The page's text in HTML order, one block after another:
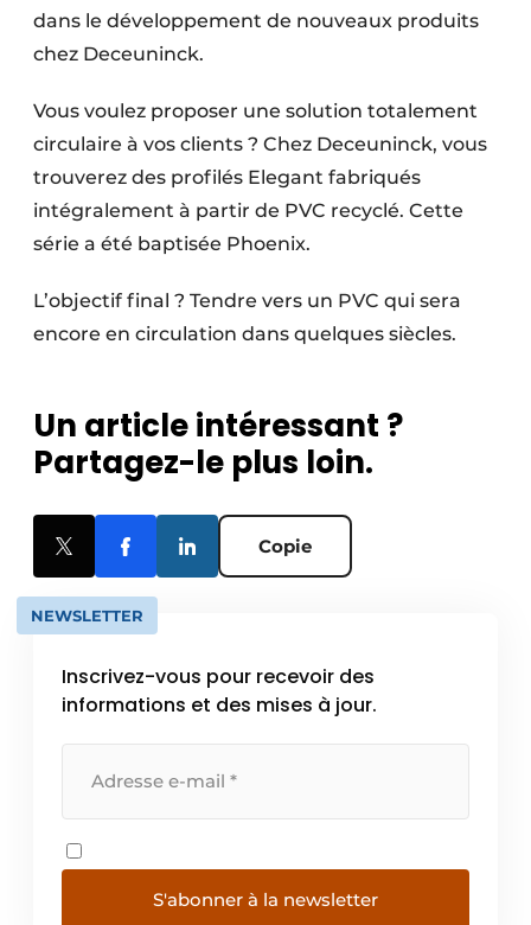
dans le développement de nouveaux produits
chez Deceuninck.
Vous voulez proposer une solution totalement
circulaire à vos clients ? Chez Deceuninck, vous
trouverez des profilés Elegant fabriqués
intégralement à partir de PVC recyclé. Cette
série a été baptisée Phoenix.
L’objectif final ? Tendre vers un PVC qui sera
encore en circulation dans quelques siècles.
Un article intéressant ?
Partagez-le plus loin.
Copie
NEWSLETTER
Inscrivez-vous pour recevoir des
informations et des mises à jour.
S'abonner à la newsletter